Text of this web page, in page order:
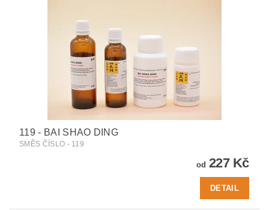
119 - BAI SHAO DING
SMĚS ČÍSLO - 119
od 227 Kč
DETAIL